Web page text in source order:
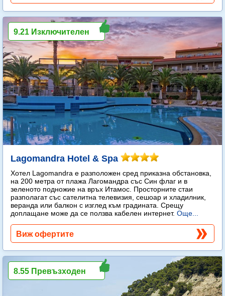
Lagomandra Hotel & Spa
Хотел Lagomandra е разположен сред приказна обстановка,
на 200 метра от плажа Лагомандра със Син флаг и в
зеленото подножие на връх Итамос. Просторните стаи
разполагат със сателитна телевизия, сешоар и хладилник,
веранда или балкон с изглед към градината. Срещу
доплащане може да се ползва кабелен интернет. Още...
9.21 Изключителен
Виж офертите
8.55 Превъзходен